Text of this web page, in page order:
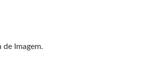
Imagem.